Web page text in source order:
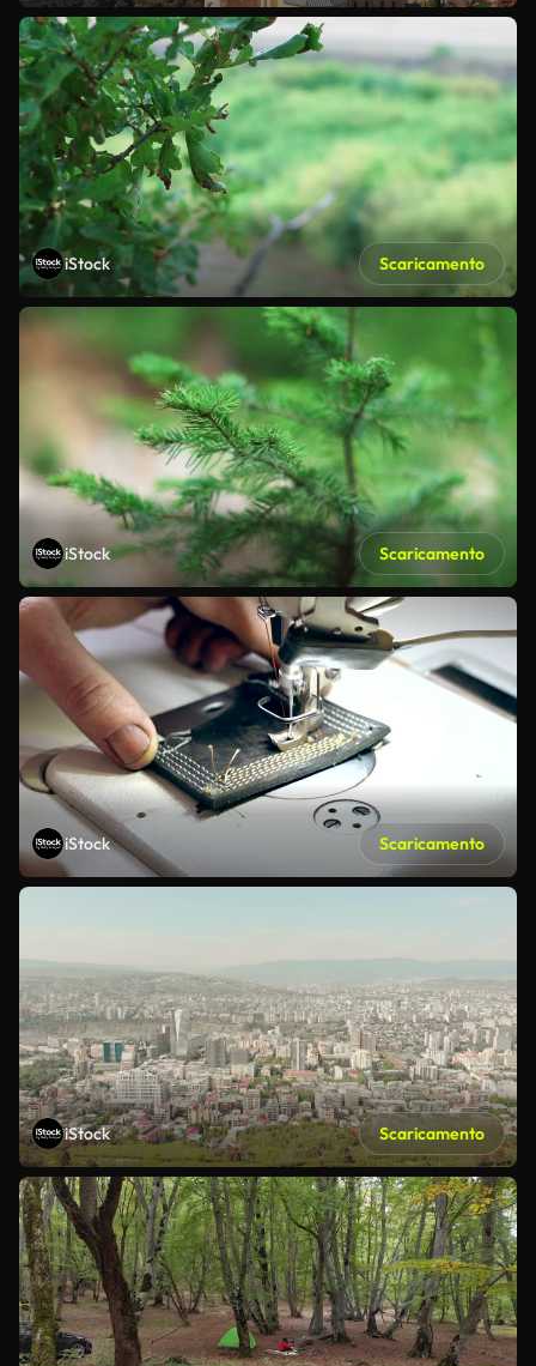
iStock Scaricamento
iStock Scaricamento
iStock Scaricamento
iStock Scaricamento